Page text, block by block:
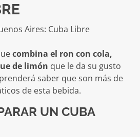
combina el ron con cola,
de limón que le da su gusto
saber que son más de
de esta bebida.
UN CUBA